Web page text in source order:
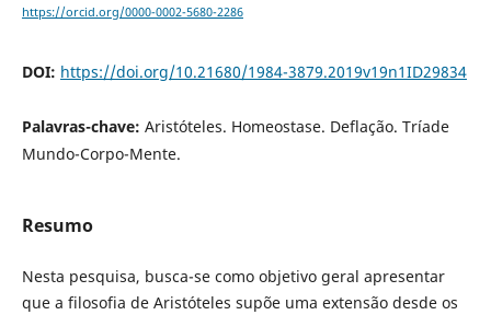
https://orcid.org/0000-0002-5680-2286
DOI: https://doi.org/10.21680/1984-3879.2019v19n1ID29834
Palavras-chave: Aristóteles. Homeostase. Deflação. Tríade
Mundo-Corpo-Mente.
Resumo
Nesta pesquisa, busca-se como objetivo geral apresentar
que a filosofia de Aristóteles supõe uma extensão desde os